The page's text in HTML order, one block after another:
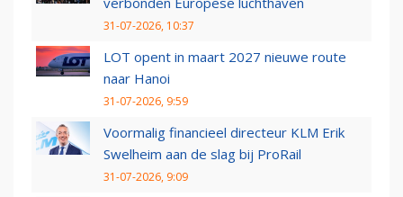
31-07-2026, 10:37
LOT opent in maart 2027 nieuwe route
naar Hanoi
31-07-2026, 9:59
Voormalig financieel directeur KLM Erik
Swelheim aan de slag bij ProRail
31-07-2026, 9:09